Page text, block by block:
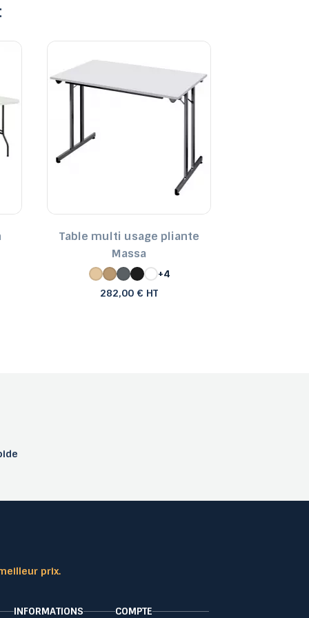
Table multi usage pliante
Massa
+4
282,00 € HT
prix.
INFORMATIONS COMPTE